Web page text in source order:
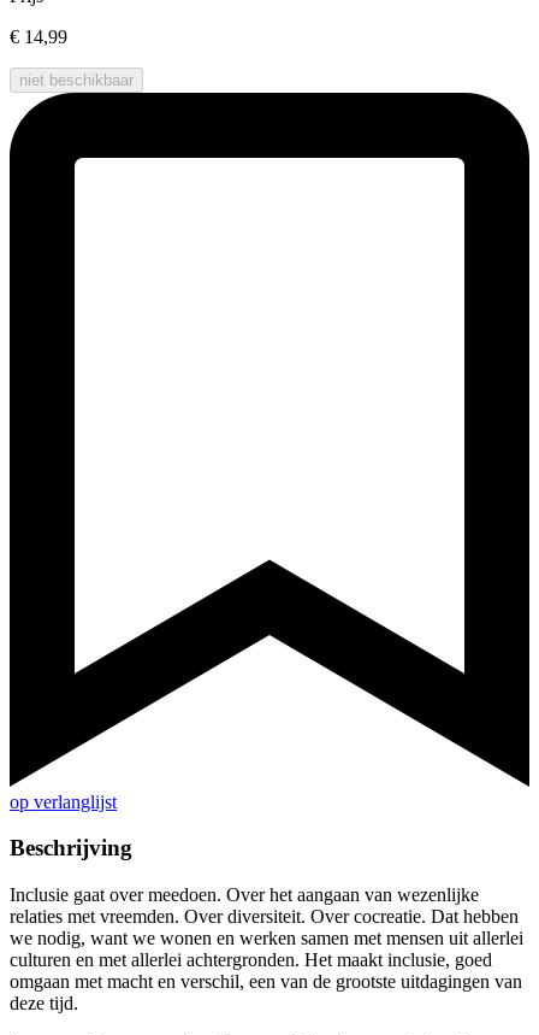
€ 14,99
niet beschikbaar
op verlanglijst
Beschrijving
Inclusie gaat over meedoen. Over het aangaan van wezenlijke
relaties met vreemden. Over diversiteit. Over cocreatie. Dat hebben
we nodig, want we wonen en werken samen met mensen uit allerlei
culturen en met allerlei achtergronden. Het maakt inclusie, goed
omgaan met macht en verschil, een van de grootste uitdagingen van
deze tijd.